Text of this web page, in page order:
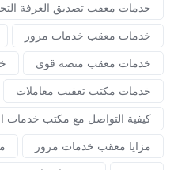
خدمات معقب تصديق الغرفة
خدمات معقب خدمات مرور
خدمات معقب منصة قوى
خدمات مكتب تعقيب معاملات
كيفية التواصل مع مكتب خدمات
مزايا معقب خدمات مرور